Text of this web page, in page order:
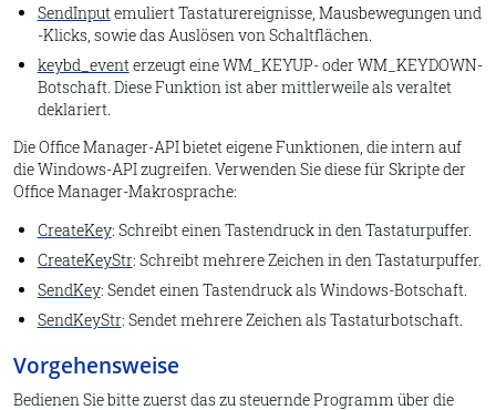
SendInputemuliert Tastaturereignisse, Mausbewegungen und
-Klicks, sowie das Auslösen von Schaltflächen.
keybd_eventerzeugt eine WM_KEYUP- oder WM_KEYDOWN-
Botschaft. Diese Funktion ist aber mittlerweile als veraltet
deklariert.
Die Office Manager-API bietet eigene Funktionen, die intern auf
die Windows-API zugreifen. Verwenden Sie diese für Skripte der
Office Manager-Makrosprache:
CreateKey: Schreibt einen Tastendruck in den Tastaturpuffer.
CreateKeyStr: Schreibt mehrere Zeichen in den Tastaturpuffer.
SendKey: Sendet einen Tastendruck als Windows-Botschaft.
SendKeyStr: Sendet mehrere Zeichen als Tastaturbotschaft.
Vorgehensweise
Bedienen Sie bitte zuerst das zu steuernde Programm über die